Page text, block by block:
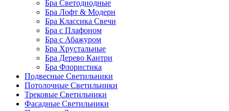
Бра Светодиодные
Бра Лофт & Модерн
Бра Классика Свечи
Бра с Плафоном
Бра с Абажуром
Бра Хрустальные
Бра Дерево Кантри
Бра Флористика
Подвесные Светильники
Потолочные Светильники
Трековые Светильники
Фасадные Светильники